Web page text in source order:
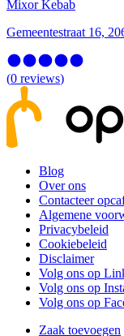
Mixor Kebab
Gemeentestraat 16,
(0 reviews)
Blog
Over ons
Contacteer
Algemene
Privacybeleid
Cookiebeleid
Disclaimer
Volg ons op
Volg ons op
Volg ons op
Zaak toevoegen